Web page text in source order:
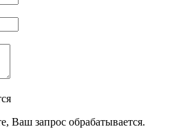
Ваш запрос обрабатывается.